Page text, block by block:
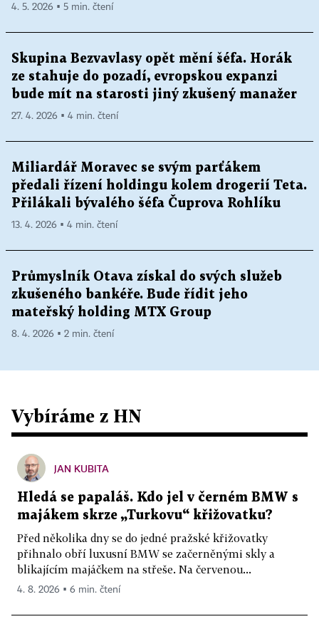
4. 5. 2026 ▪ 5 min. čtení
Skupina Bezvavlasy opět mění šéfa. Horák
ze stahuje do pozadí, evropskou expanzi
bude mít na starosti jiný zkušený manažer
27. 4. 2026 ▪ 4 min. čtení
Miliardář Moravec se svým parťákem
předali řízení holdingu kolem drogerií Teta.
Přilákali bývalého šéfa Čuprova Rohlíku
13. 4. 2026 ▪ 4 min. čtení
Průmyslník Otava získal do svých služeb
zkušeného bankéře. Bude řídit jeho
mateřský holding MTX Group
8. 4. 2026 ▪ 2 min. čtení
Vybíráme z HN
JAN KUBITA
Hledá se papaláš. Kdo jel v černém BMW s
majákem skrze „Turkovu“ křižovatku?
Před několika dny se do jedné pražské křižovatky
přihnalo obří luxusní BMW se začerněnými skly a
blikajícím majáčkem na střeše. Na červenou...
4. 8. 2026 ▪ 6 min. čtení